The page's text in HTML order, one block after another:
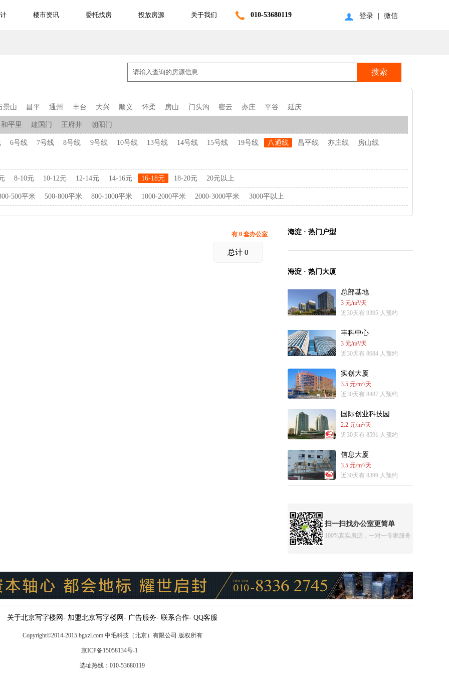
楼市资讯 委托找房 投放房源 关于我们 010-53680119 登录 微信
景山 昌平 通州 丰台 大兴 顺义 怀柔 房山 门头沟 密云 亦庄 平谷 延庆
和平里 建国门 王府井 朝阳门
6号线 7号线 8号线 9号线 10号线 13号线 14号线 15号线 19号线 八通线 昌平线 亦庄线 房山线
8-10元 10-12元 12-14元 14-16元 16-18元 18-20元 20元以上
500平米 500-800平米 800-1000平米 1000-2000平米 2000-3000平米 3000平以上
有 0 套办公室
总计 0
海淀 · 热门户型
海淀 · 热门大厦
总部基地
3 元/m²/天
近30天有 9395 人预约
丰科中心
3 元/m²/天
近30天有 8684 人预约
实创大厦
3.5 元/m²/天
近30天有 8487 人预约
国际创业科技园
2.2 元/m²/天
近30天有 8591 人预约
信息大厦
3.5 元/m²/天
近30天有 8399 人预约
扫一扫找办公室更简单
100%真实房源，一对一专家服务
关于北京写字楼网 - 加盟北京写字楼网 - 广告服务- 联系合作- QQ客服
Copyright©2014-2015 bgxzl.com 中毛科技（北京）有限公司 版权所有
京ICP备15058134号-1
选址热线：010-53680119